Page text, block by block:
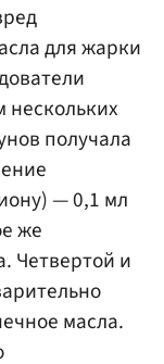
для жарки
нескольких
получала
— 0,1 мл
же
Четвертой и
масла.